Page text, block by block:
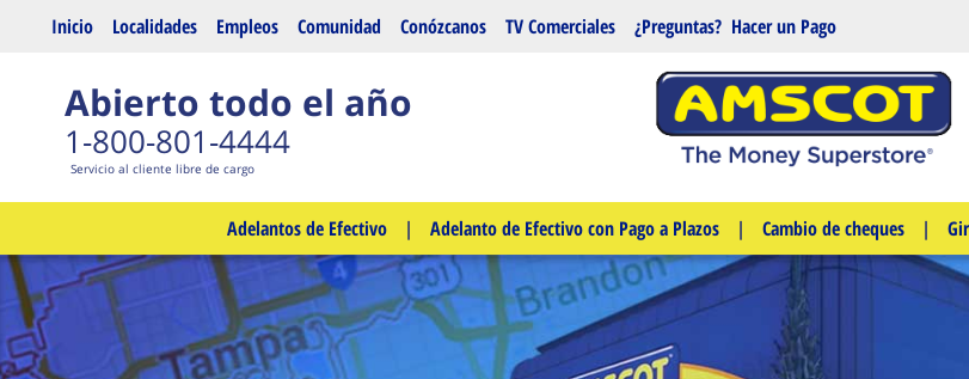
Saltar al contenido principal
Inicio Localidades Empleos Comunidad Conózcanos TV Comerciales ¿Preguntas? Hacer un Pago
Abierto todo el año
1-800-801-4444
Servicio al cliente libre de cargo
Adelantos de Efectivo | Adelanto de Efectivo con Pago a Plazos | Cambio de cheques |